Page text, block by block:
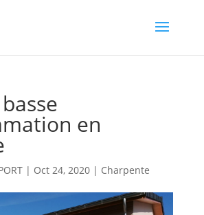
en
| Oct 24, 2020| Charpente